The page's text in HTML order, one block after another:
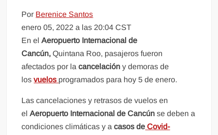
Por Berenice Santos
enero 05, 2022 a las 20:04 CST
En elAeropuerto Internacional de
Cancún, Quintana Roo, pasajeros fueron
afectados por la cancelacióny demoras de
losvuelos programados para hoy 5 de enero.
Las cancelaciones y retrasos de vuelos en
elAeropuerto Internacional de Cancúnse deben a
condiciones climáticas y acasos de Covid-